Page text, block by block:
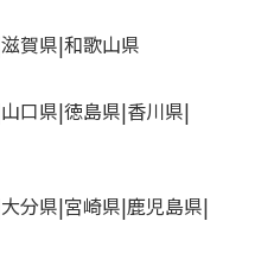
滋賀県 和歌山県
山口県 徳島県 香川県
大分県 宮崎県 鹿児島県